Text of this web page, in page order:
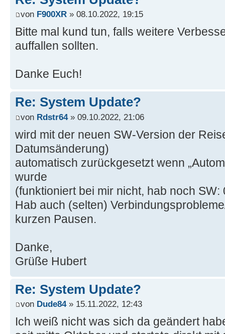
von F900XR » 08.10.2022, 19:15
Bitte mal kund tun, falls weitere
auffallen sollten.
Danke Euch!
Re: System Update?
von Rdstr64» 09.10.2022, 21:06
wird mit der neuen SW-Version der
Datumsänderung)
automatisch zurückgesetzt wenn
wurde
(funktioniert bei mir nicht, hab noch
Hab auch (selten)
kurzen Pausen.
Danke,
Grüße Hubert
Re: System Update?
von Dude84» 15.11.2022, 12:43
Ich weiß nicht was sich da geändert